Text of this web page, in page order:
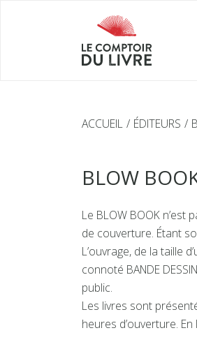
ACCUEIL ÉDITEURS
BLOW
Le BLOW BOOK
de couverture. Étant
L’ouvrage, de la taille
connoté BANDE
public.
Les livres sont
heures d’ouverture.